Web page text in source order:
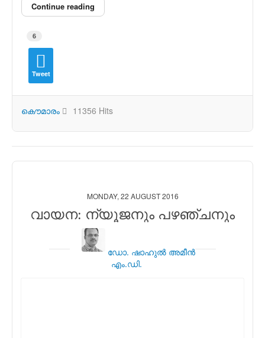
Continue reading
6
Tweet
കൌമാരം 11356 Hits
MONDAY, 22 AUGUST 2016
വായന: ന്യൂജനും പഴഞ്ചനും
ഡോ. ഷാഹുല്‍ അമീന്‍
എം.ഡി.